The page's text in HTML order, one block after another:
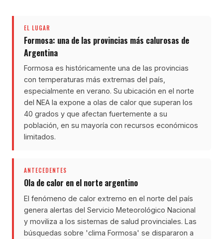
EL LUGAR
Formosa: una de las provincias más calurosas de
Argentina
Formosa es históricamente una de las provincias
con temperaturas más extremas del país,
especialmente en verano. Su ubicación en el norte
del NEA la expone a olas de calor que superan los
40 grados y que afectan fuertemente a su
población, en su mayoría con recursos económicos
limitados.
ANTECEDENTES
Ola de calor en el norte argentino
El fenómeno de calor extremo en el norte del país
genera alertas del Servicio Meteorológico Nacional
y moviliza a los sistemas de salud provinciales. Las
búsquedas sobre 'clima Formosa' se dispararon a